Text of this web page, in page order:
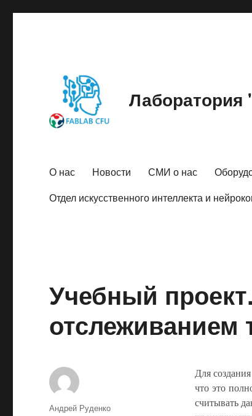
О нас Новости СМИ о нас
Отдел искусственного интеллекта и
Учебный
отслеживанием
Для
что это
считывать
Автор
Андрей Руденко